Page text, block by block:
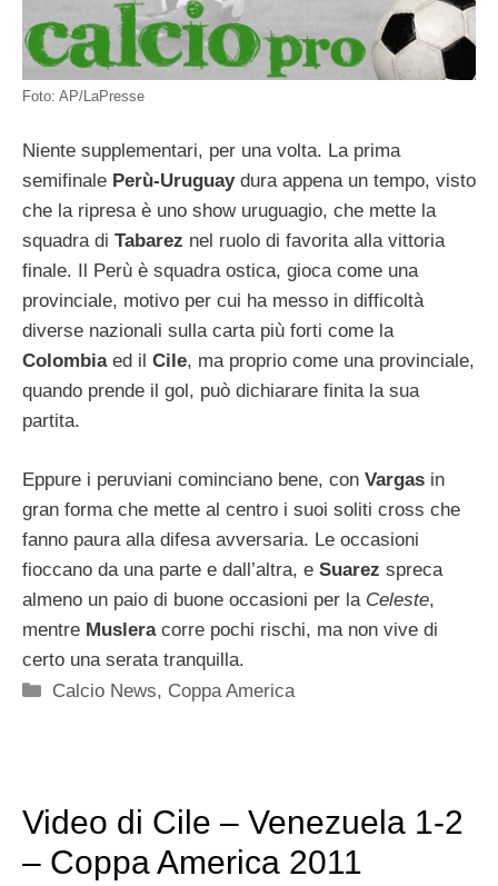
Foto: AP/LaPresse
Niente supplementari, per una volta. La prima
semifinale Perù-Uruguaydura appena un tempo, visto
che la ripresa è uno show uruguagio, che mette la
squadra di Tabarez nel ruolo di favorita alla vittoria
finale. Il Perù è squadra ostica, gioca come una
provinciale, motivo per cui ha messo in difficoltà
diverse nazionali sulla carta più forti come la
Colombia ed il Cile, ma proprio come una provinciale,
quando prende il gol, può dichiarare finita la sua
partita.
Eppure i peruviani cominciano bene, con Vargas in
gran forma che mette al centro i suoi soliti cross che
fanno paura alla difesa avversaria. Le occasioni
fioccano da una parte e dall’altra, e Suarez spreca
almeno un paio di buone occasioni per la Celeste,
mentre Muslera corre pochi rischi, ma non vive di
certo una serata tranquilla.
Categorie
Calcio News, Coppa America
Video di Cile – Venezuela 1-2
– Coppa America 2011